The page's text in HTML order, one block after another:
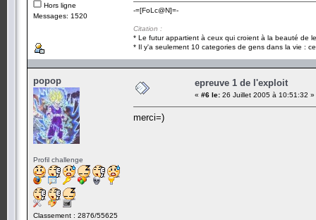
Hors ligne
Messages: 1520
-=[FoLc@N]=-
Citation :
* Le futur appartient à ceux qui croient à la beauté de
* Il y'a seulement 10 categories de gens dans la vie :
popop
Profil challenge
Classement : 2876/55625
epreuve 1 de l'exploit
« #6 le: 26 Juillet 2005 à 10:51:32 »
merci=)